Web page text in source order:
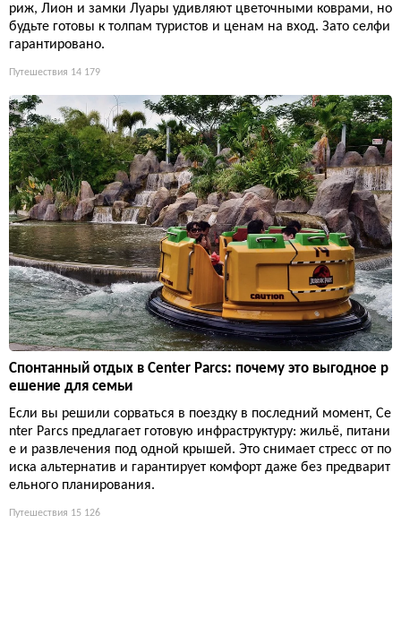
риж, Лион и замки Луары удивляют цветочными коврами, но
будьте готовы к толпам туристов и ценам на вход. Зато селфи
гарантировано.
Путешествия 14 179
Спонтанный отдых в Center Parcs: почему это выгодное р
ешение для семьи
Если вы решили сорваться в поездку в последний момент, Ce
nter Parcs предлагает готовую инфраструктуру: жильё, питани
е и развлечения под одной крышей. Это снимает стресс от по
иска альтернатив и гарантирует комфорт даже без предварит
ельного планирования.
Путешествия 15 126